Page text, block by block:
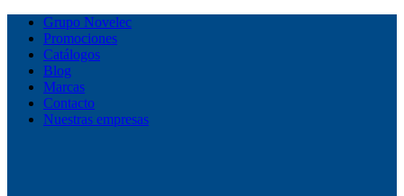
Grupo Novelec
Promociones
Catálogos
Blog
Marcas
Contacto
Nuestras empresas